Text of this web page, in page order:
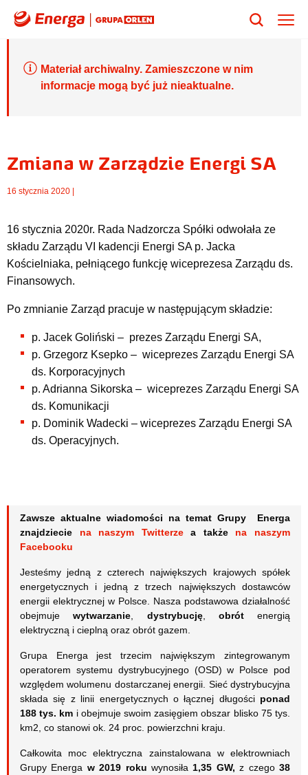
Materiał archiwalny. Zamieszczone w nim
informacje mogą być już nieaktualne.
Zmiana w Zarządzie Energi SA
16 stycznia 2020 |
16 stycznia 2020r. Rada Nadzorcza Spółki odwołała ze
składu Zarządu VI kadencji Energi SA p. Jacka
Kościelniaka, pełniącego funkcję wiceprezesa Zarządu ds.
Finansowych.
Po zmnianie Zarząd pracuje w następującym składzie:
p. Jacek Goliński – prezes Zarządu Energi SA,
p. Grzegorz Ksepko – wiceprezes Zarządu Energi SA
ds. Korporacyjnych
p. Adrianna Sikorska – wiceprezes Zarządu Energi SA
ds. Komunikacji
p. Dominik Wadecki – wiceprezes Zarządu Energi SA
ds. Operacyjnych.
Zawsze aktualne wiadomości na temat Grupy Energa
znajdziecie na naszym Twitterzea także na naszym
Facebooku
Jesteśmy jedną z czterech największych krajowych spółek
energetycznych i jedną z trzech największych dostawców
energii elektrycznej w Polsce. Nasza podstawowa działalność
obejmujewytwarzanie, dystrybucję, obrótenergią
elektryczną i cieplną oraz obrót gazem.
Grupa Energa jest trzecim największym zintegrowanym
operatorem systemu dystrybucyjnego (OSD) w Polsce pod
względem wolumenu dostarczanej energii. Sieć dystrybucyjna
składa się z linii energetycznych o łącznej długości ponad
188 tys. km i obejmuje swoim zasięgiem obszar blisko 75 tys.
km2, co stanowi ok. 24 proc. powierzchni kraju.
Całkowita moc elektryczna zainstalowana w elektrowniach
Grupy Energa w 2019 roku wynosiła 1,35 GW,z czego38